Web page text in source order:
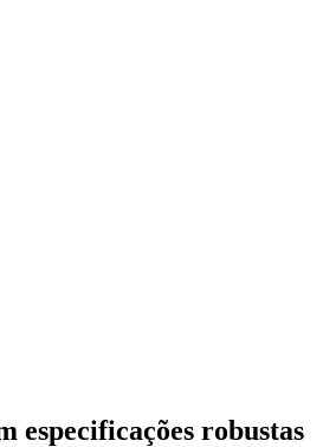
especificações robustas